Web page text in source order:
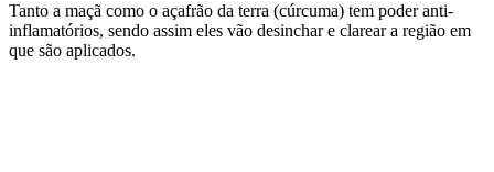
Tanto a maçã como o açafrão da terra (cúrcuma) tem poder anti-
inflamatórios, sendo assim eles vão desinchar e clarear a região em
que são aplicados.